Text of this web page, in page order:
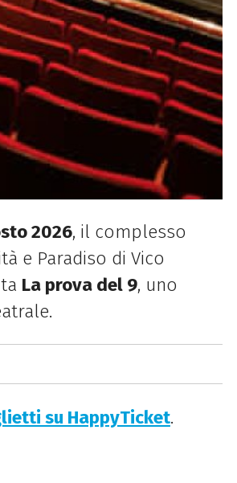
2026, il complesso
e Paradiso di Vico
La prova del 9, uno
su HappyTicket.